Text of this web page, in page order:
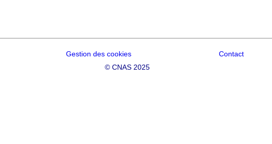
Gestion des cookies Contact
© CNAS 2025